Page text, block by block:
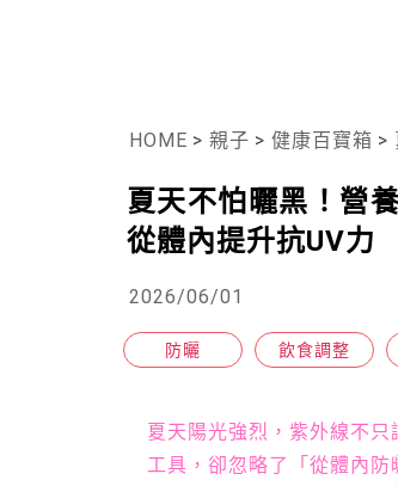
HOME > 親子 > 健康百寶箱 >
夏天不怕曬黑！營
從體內提升抗UV力
2026/06/01
防曬 飲食調整
夏天陽光強烈，紫外線不
工具，卻忽略了「從體內